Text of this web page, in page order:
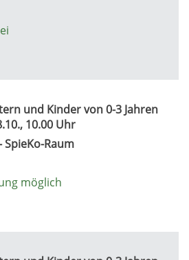
und Kinder von 0-3 Jahren
10.00 Uhr
SpieKo-Raum
möglich